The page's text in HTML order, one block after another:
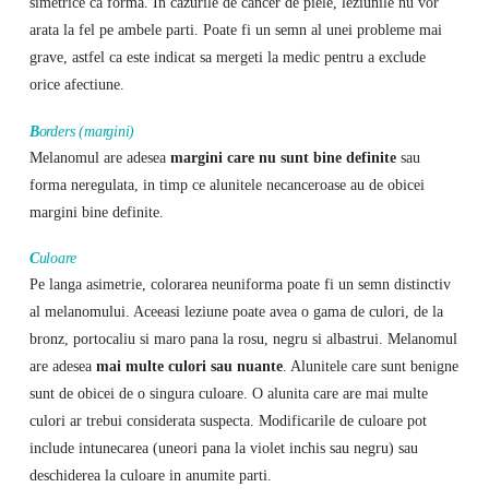
arata la fel pe ambele parti. Poate fi un semn al unei probleme mai
grave, astfel ca este indicat sa mergeti la medic pentru a exclude
orice afectiune.
Borders (margini)
Melanomul are adesea margini care nu sunt bine definitesau
forma neregulata, in timp ce alunitele necanceroase au de obicei
margini bine definite.
Culoare
Pe langa asimetrie, colorarea neuniforma poate fi un semn distinctiv
al melanomului. Aceeasi leziune poate avea o gama de culori, de la
bronz, portocaliu si maro pana la rosu, negru si albastrui. Melanomul
are adesea mai multe culori sau nuante. Alunitele care sunt benigne
sunt de obicei de o singura culoare. O alunita care are mai multe
culori ar trebui considerata suspecta. Modificarile de culoare pot
include intunecarea (uneori pana la violet inchis sau negru) sau
deschiderea la culoare in anumite parti.